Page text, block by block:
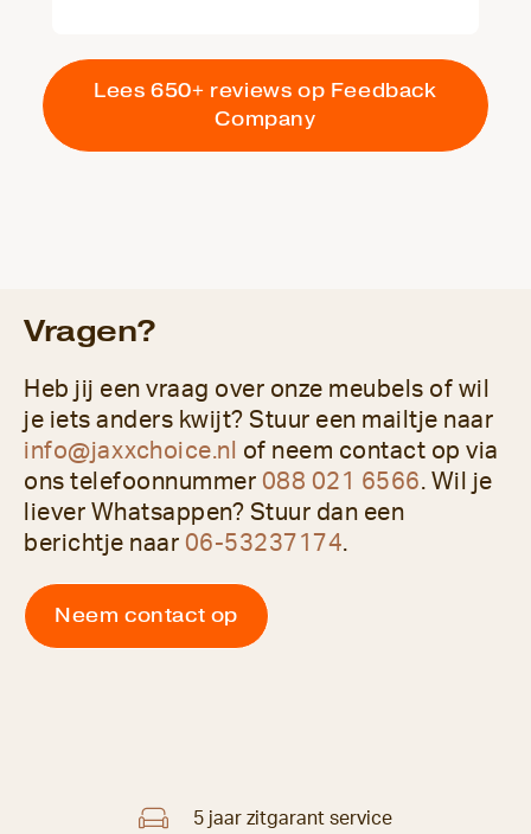
Lees 650+ reviews op Feedback
Company
Vragen?
Heb jij een vraag over onze meubels of wil
je iets anders kwijt? Stuur een mailtje naar
info@jaxxchoice.nl
of neem contact op via
ons telefoonnummer 088 021 6566. Wil je
liever Whatsappen? Stuur dan een
berichtje naar 06-53237174.
Neem contact op
5 jaar zitgarant service